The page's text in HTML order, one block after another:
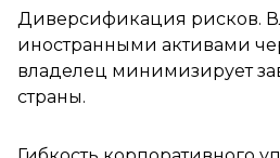
Диверсификация рисков.
иностранными активами
владелец минимизирует
страны.